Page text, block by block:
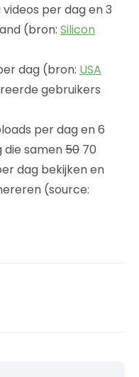
per dag en 3
(bron: Silicon
dag (bron: USA
gebruikers
per dag en 6
die samen50 70
dag bekijken en
(source: